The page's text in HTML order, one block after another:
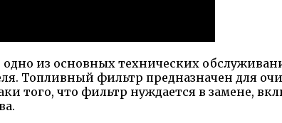
из основных технических
Топливный фильтр предназначен для
того, что фильтр нуждается в замене,